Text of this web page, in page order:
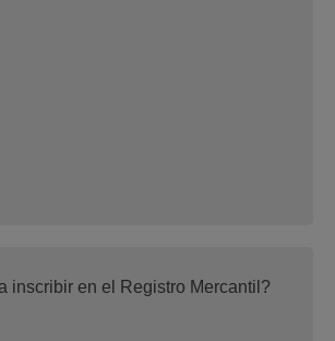
inscribir en el Registro Mercantil?